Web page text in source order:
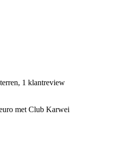
1 klantreview
met Club Karwei